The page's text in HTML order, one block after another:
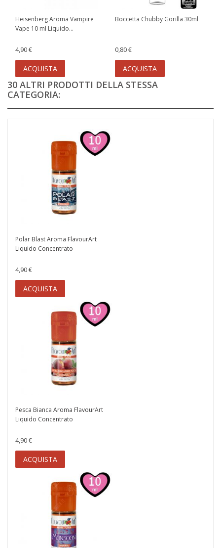
Heisenberg Aroma Vampire
Vape 10 ml Liquido...
4,90 €
ACQUISTA
Boccetta Chubby Gorilla 30ml
0,80 €
ACQUISTA
30 ALTRI PRODOTTI DELLA STESSA
CATEGORIA:
Polar Blast Aroma FlavourArt
Liquido Concentrato
4,90 €
ACQUISTA
Pesca Bianca Aroma FlavourArt
Liquido Concentrato
4,90 €
ACQUISTA